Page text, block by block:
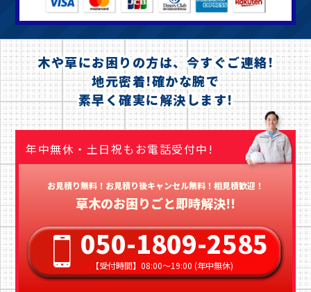
木や草にお困りの方は、今すぐご連絡!
地元密着!確かな腕で
素早く確実に解決します!
年中無休・土日祝もお電話受付中!
お見積り無料！お見積り後キャンセル無料！相見積歓迎！
草木のお困りごと即時解決!!
050-1809-2585
【受付時間】08:00〜19:00 (年中無休)